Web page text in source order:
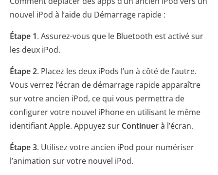
nouvel iPod à l’aide du Démarrage rapide :
Étape 1. Assurez-vous que le Bluetooth est activé sur
les deux iPod.
Étape 2. Placez les deux iPods l’un à côté de l’autre.
Vous verrez l’écran de démarrage rapide apparaître
sur votre ancien iPod, ce qui vous permettra de
configurer votre nouvel iPhone en utilisant le même
identifiant Apple. Appuyez sur Continuerà l’écran.
Étape 3. Utilisez votre ancien iPod pour numériser
l’animation sur votre nouvel iPod.